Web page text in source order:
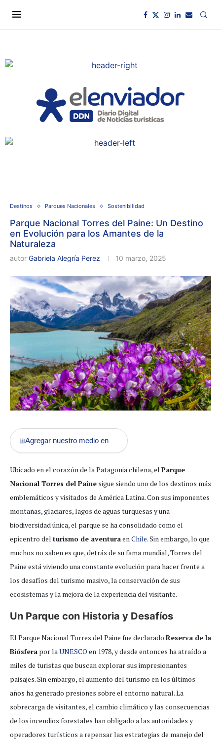
Destinos Parques Nacionales Sostenibilidad
Parque Nacional Torres del Paine: Un Destino
en Evolución para los Amantes de la
Naturaleza
autor Gabriela Alegría Perez 10 marzo, 2025
⊞Agregar nuestro medio en
Ubicado en el corazón de la Patagonia chilena, el Parque
Nacional Torres del Paine sigue siendo uno de los destinos más
emblemáticos y visitados de América Latina. Con sus imponentes
montañas, glaciares, lagos de aguas turquesas y una
biodiversidad única, el parque se ha consolidado como el
epicentro del turismo de aventuraenChile. Sin embargo, lo que
muchos no saben es que, detrás de su fama mundial, Torres del
Paine está viviendo una constante evolución para hacer frente a
los desafíos del turismo masivo, la conservación de sus
ecosistemas y la mejora de la experiencia del visitante.
Un Parque con Historia y Desafíos
El Parque Nacional Torres del Paine fue declarado Reserva de la
Biósfera por laUNESCO en 1978, y desde entonces ha atraído a
miles de turistas que buscan explorar sus impresionantes
paisajes. Sin embargo, el aumento del turismo en los últimos
años ha generado presiones sobre el entorno natural. La
sobrecarga de visitantes, el cambio climático y las consecuencias
de los incendios forestales han obligado a las autoridades y
operadores turísticos a repensar las estrategias de manejo del